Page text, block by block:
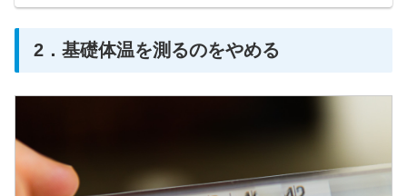
2．基礎体温を測るのをやめる